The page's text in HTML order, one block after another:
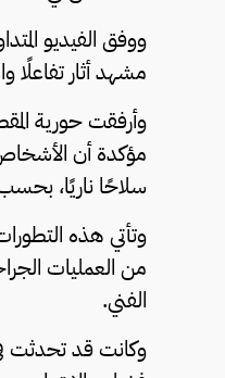
ووفق الفيديو
مشهد أثار تفاعلًا
وأرفقت حورية
مؤكدة أن
سلاحًا ناريًا،
وتأتي هذه
من العمليات
الفني.
وكانت قد تحدثت